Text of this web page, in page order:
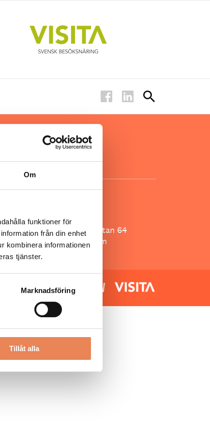
Om
funktioner för
från din enhet
kombinera informationen
tjänster.
Marknadsföring
Tillåt alla
Besöksliv
Spoon, Brännkyrkagatan 64
118 23 Stockholm